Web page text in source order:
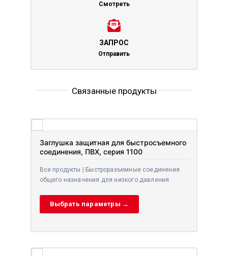
Смотреть
ЗАПРОС
Отправить
Связанные продукты
Заглушка защитная для быстросъемного
соединения, ПВХ, серия 1100
Все продукты | Быстроразъемные соединения
общего назначения для низкого давления
Выбрать параметры →